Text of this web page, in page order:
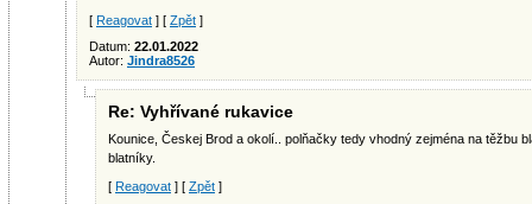
[ Reagovat ] [ Zpět ]
Datum: 22.01.2022
Autor: Jindra8526
Re: Vyhřívané rukavice
Kounice, Českej Brod a okolí.. polňačky tedy vhodný zejména na těžbu
blatníky.
[ Reagovat ] [ Zpět ]